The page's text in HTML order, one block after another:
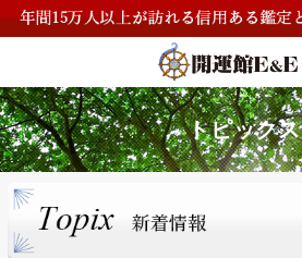
トピックス